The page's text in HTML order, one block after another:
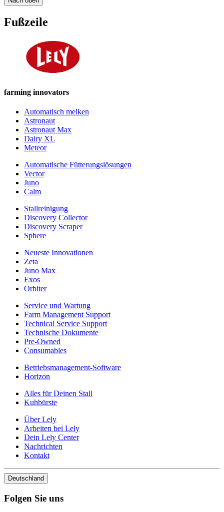
Fußzeile
farming innovators
Automatisch melken
Astronaut
Astronaut Max
Dairy XL
Meteor
Automatische Fütterungslösungen
Vector
Juno
Calm
Stallreinigung
Discovery Collector
Discovery Scraper
Sphere
Neueste Innovationen
Zeta
Juno Max
Exos
Orbiter
Service und Wartung
Farm Management Support
Technical Service Support
Technische Dokumente
Pre-Owned
Consumables
Betriebsmanagement-Software
Horizon
Alles für Deinen Stall
Kuhbürste
Über Lely
Arbeiten bei Lely
Dein Lely Center
Nachrichten
Kontakt
Deutschland
Folgen Sie uns